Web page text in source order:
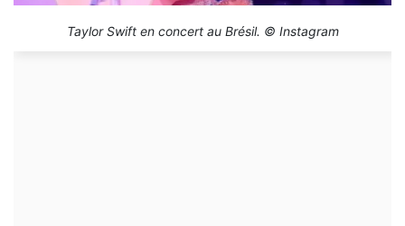
Taylor Swift en concert au Brésil. © Instagram